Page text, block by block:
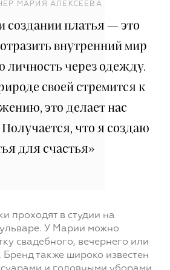
МАРИЯ АЛЕКСЕЕВА
создании платья — это
внутренний мир
личность через одежду.
своей стремится к
это делает нас
что я создаю
для счастья»
проходят в студии на
У Марии можно
свадебного, вечернего или
Бренд также широко известен